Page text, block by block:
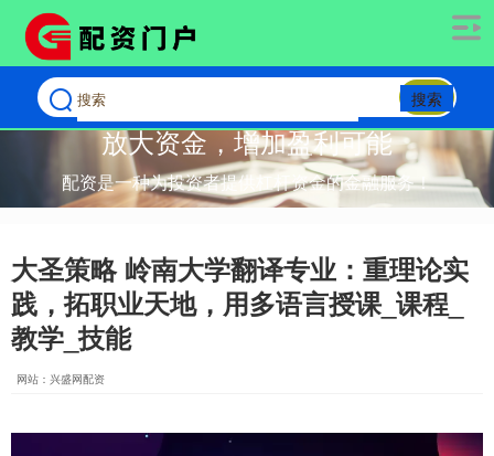
搜索
放大资金，增加盈利可能
配资是一种为投资者提供杠杆资金的金融服务！
大圣策略 岭南大学翻译专业：重理论实
践，拓职业天地，用多语言授课_课程_
教学_技能
网站：兴盛网配资